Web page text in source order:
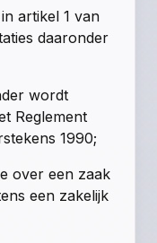
artikel 1 van
daaronder
wordt
Reglement
1990;
over een zaak
een zakelijk